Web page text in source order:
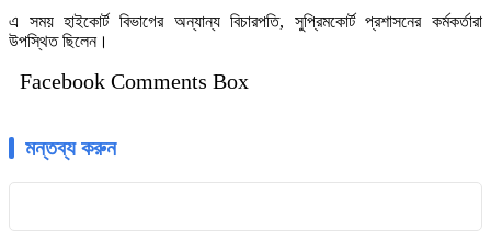
এ সময় হাইকোর্ট বিভাগের অন্যান্য বিচারপতি, সুপ্রিমকোর্ট প্রশাসনের কর্মকর্তারা
উপস্থিত ছিলেন।
Facebook Comments Box
মন্তব্য করুন